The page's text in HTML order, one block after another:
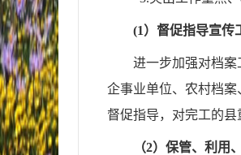
(1）督促指导宣传
进一步加强对档案
企事业单位、农村档
督促指导，对完工的县
（2）保管、利用